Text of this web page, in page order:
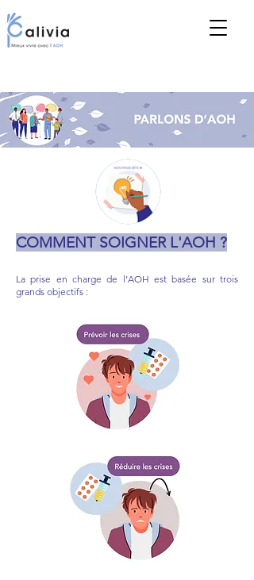
COMMENT SOIGNER L'AOH ?
La prise en charge de l’AOH est basée sur trois
grands objectifs :